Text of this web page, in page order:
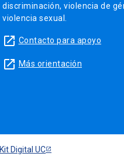
discriminación, violencia de
violencia sexual.
launch Contacto para apoyo
launch Más orientación
Kit Digital UC